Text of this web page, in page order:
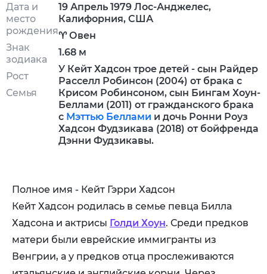
Дата и
место
рождения
Знак
зодиака
Рост
Семья
19 Апрель 1979 Лос-Анджелес,
Калифорния, США
♈ Овен
1.68 м
У Кейт Хадсон трое детей - сын Райдер
Расселл Робинсон (2004) от брака с
Крисом Робинсоном, сын Бингам Хоун-
Беллами (2011) от гражданского брака
с Мэттью Беллами и дочь Ронни Роуз
Хадсон Фудзикава (2018) от бойфренда
Дэнни Фудзикавы.
Полное имя - Кейт Гэрри Хадсон
Кейт Хадсон родилась в семье певца Билла
Хадсона и актрисы Голди Хоун. Среди предков
матери были еврейские иммигранты из
Венгрии, а у предков отца прослеживаются